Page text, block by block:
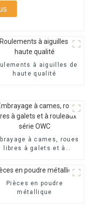
à aiguilles de
haute qualité
à cames, roues
libres à galets et à
Pièces en poudre
métallique